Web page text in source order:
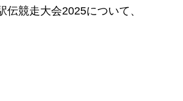
伝競走大会2025について、